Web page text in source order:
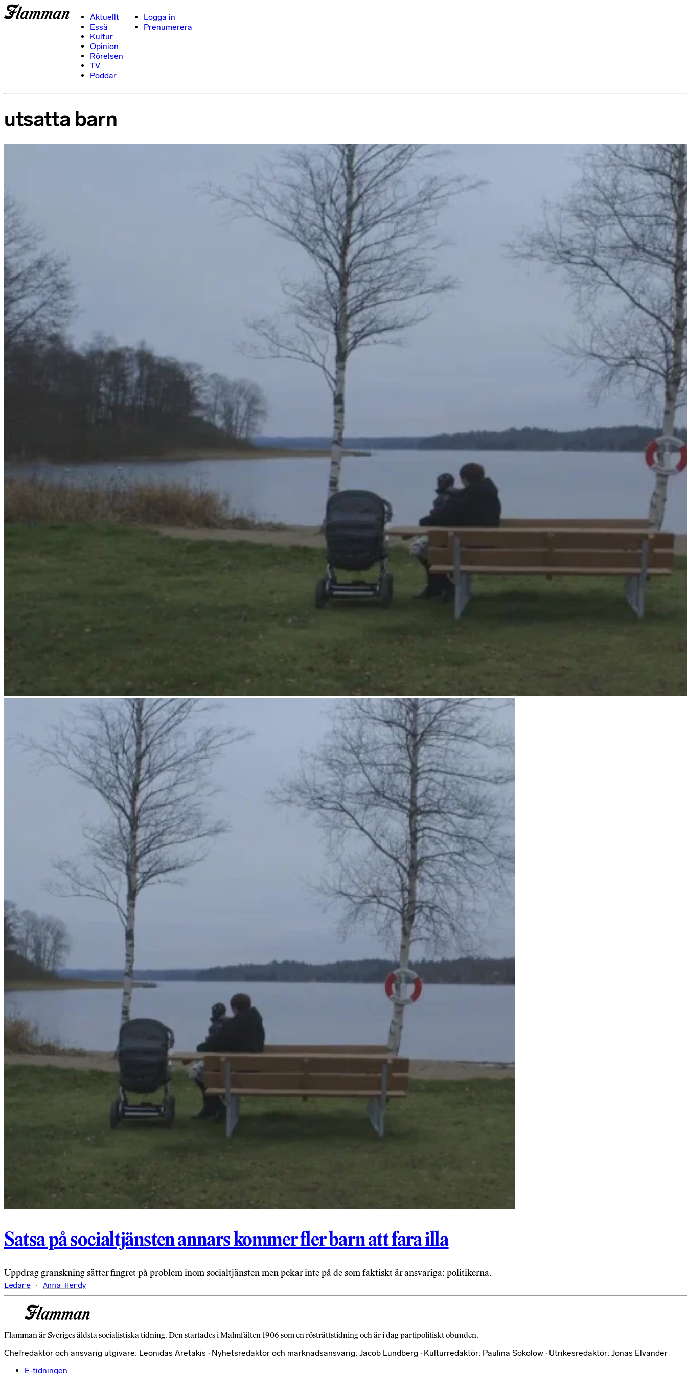
Aktuellt
Essä
Kultur
Opinion
Rörelsen
TV
Poddar
Logga in
Prenumerera
utsatta barn
Satsa på socialtjänsten annars kommer fler barn att fara illa
Uppdrag granskning sätter fingret på problem inom socialtjänsten men pekar inte på de som faktiskt är ansvariga: politikerna.
Ledare Anna Herdy
Flamman är Sveriges äldsta socialistiska tidning. Den startades i Malmfälten 1906 som en rösträttstidning och är i dag partipolitiskt obunden.
Chefredaktör och ansvarig utgivare: Leonidas Aretakis · Nyhetsredaktör och marknadsansvarig: Jacob Lundberg · Kulturredaktör: Paulina Sokolow · Utrikesredaktör: Jonas Elvander
E-tidningen